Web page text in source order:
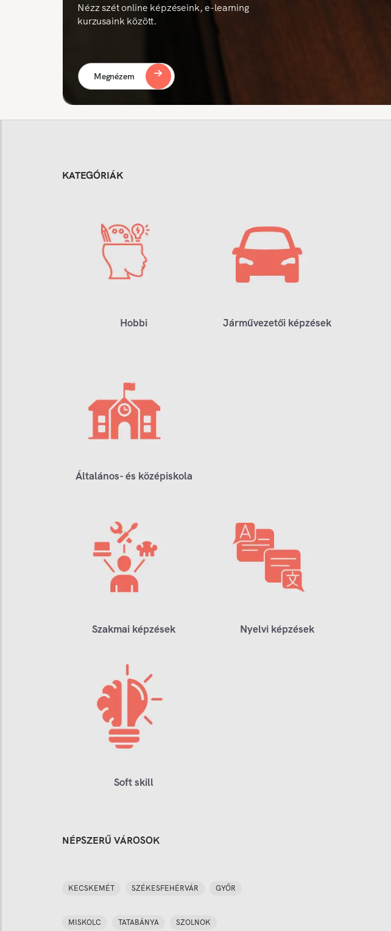
Nézz szét online képzéseink, e-learning
kurzusaink között.
Megnézem
KATEGÓRIÁK
Hobbi Járművezetői képzések
Általános- és középiskola
Szakmai képzések Nyelvi képzések
Soft skill
NÉPSZERŰ VÁROSOK
KECSKEMÉT SZÉKESFEHÉRVÁR GYŐR
MISKOLC TATABÁNYA SZOLNOK